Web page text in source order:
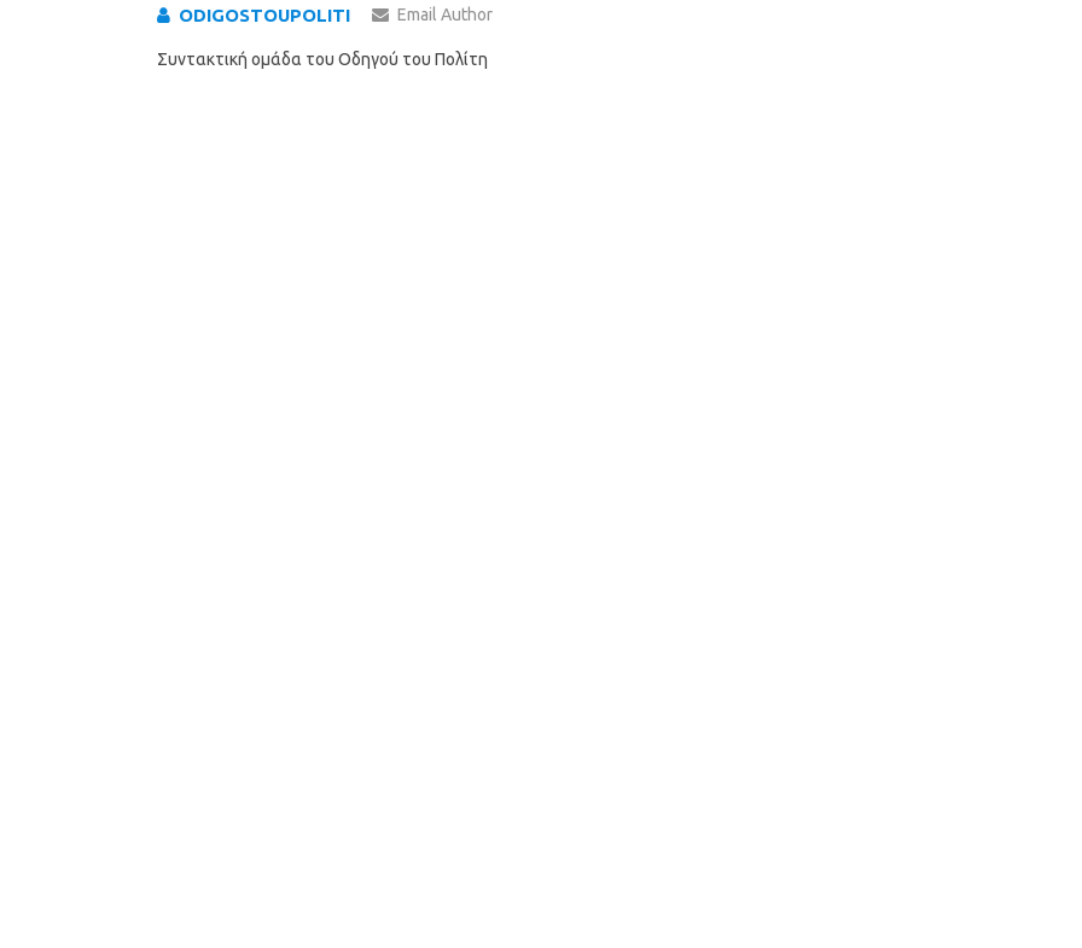
ODIGOSTOUPOLITI Email Author
Συντακτική ομάδα του Οδηγού του Πολίτη